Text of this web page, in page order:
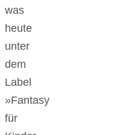
was
heute
unter
dem
Label
»Fantasy
für